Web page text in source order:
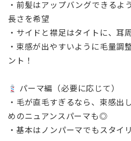
・前髪はアップバングできるよ
長さを希望
・サイドと襟足はタイトに、耳
・束感が出やすいように毛量調
ント！
パーマ編（必要に応じて）
・毛が直毛すぎるなら、束感出
めのニュアンスパーマも◎
・基本はノンパーマでもスタイ